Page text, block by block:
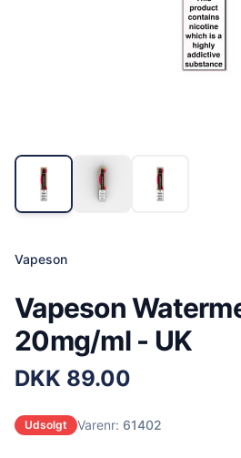
Vapeson
Vapeson
20mg/ml - UK
DKK 89.00
Udsolgt Varenr: 61402